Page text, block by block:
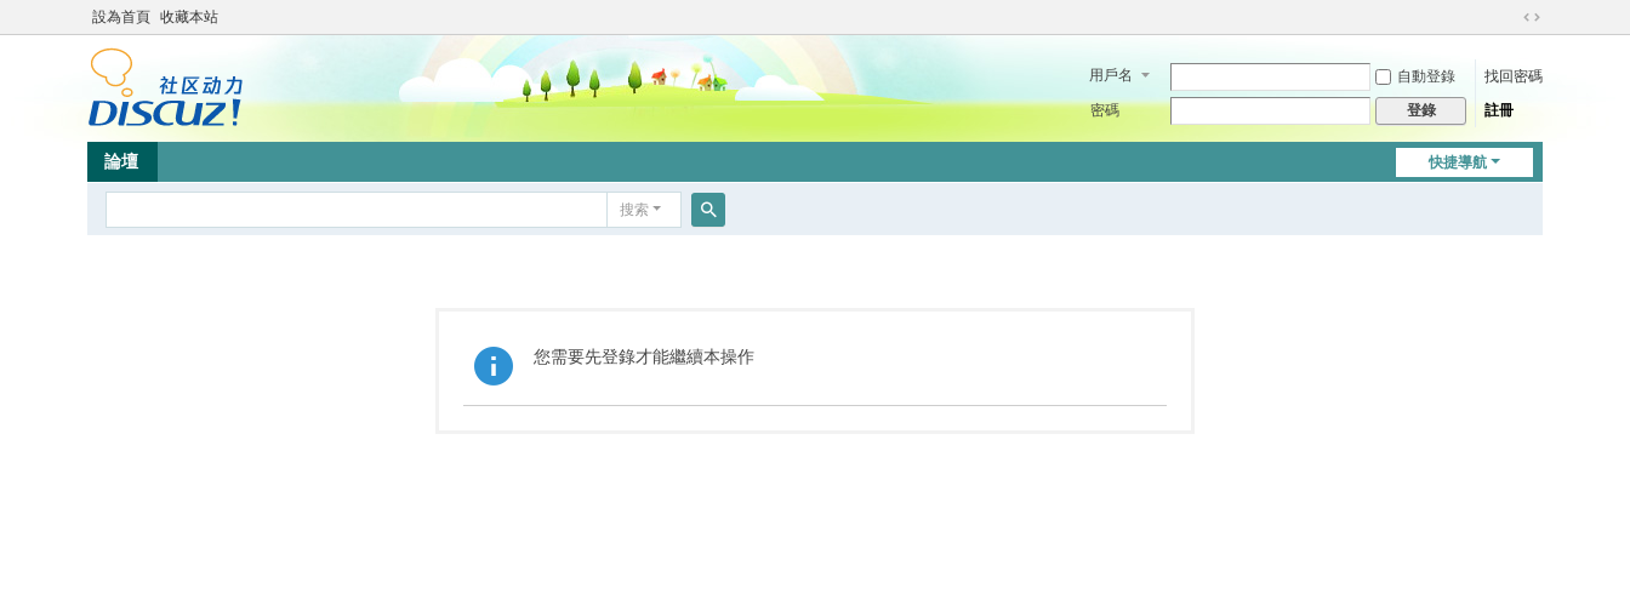
設為首頁 收藏本站
切
到
用戶名 自動登錄
找回密碼
密碼
登錄 註冊
快捷導航
論壇
搜索
您需要先登錄才能繼續本操作